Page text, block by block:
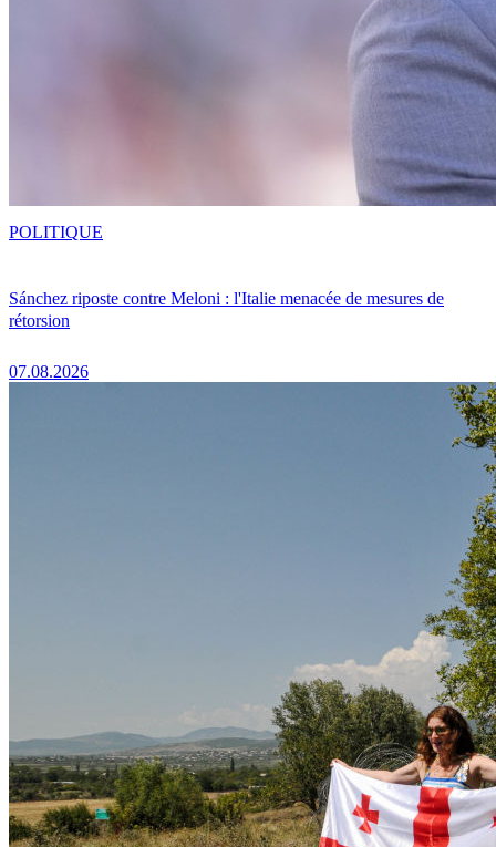
Sánchez riposte contre Meloni : l'Italie menacée de mesures de
rétorsion
07.08.2026
POLITIQUE